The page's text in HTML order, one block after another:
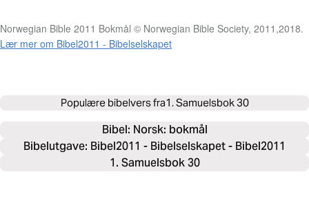
Norwegian Bible 2011 Bokmål © Norwegian Bible Society, 2011,2018.
Lær mer om Bibel2011 - Bibelselskapet
Populære bibelvers fra1. Samuelsbok 30
Bibel: Norsk: bokmål
Bibelutgave: Bibel2011 - Bibelselskapet - Bibel2011
1. Samuelsbok 30